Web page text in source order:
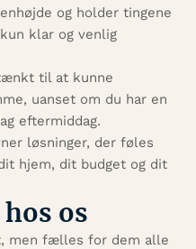
og holder tingene
klar og venlig
til at kunne
uanset om du har en
eftermiddag.
løsninger, der føles
hjem, dit budget og dit
os
men fælles for dem alle